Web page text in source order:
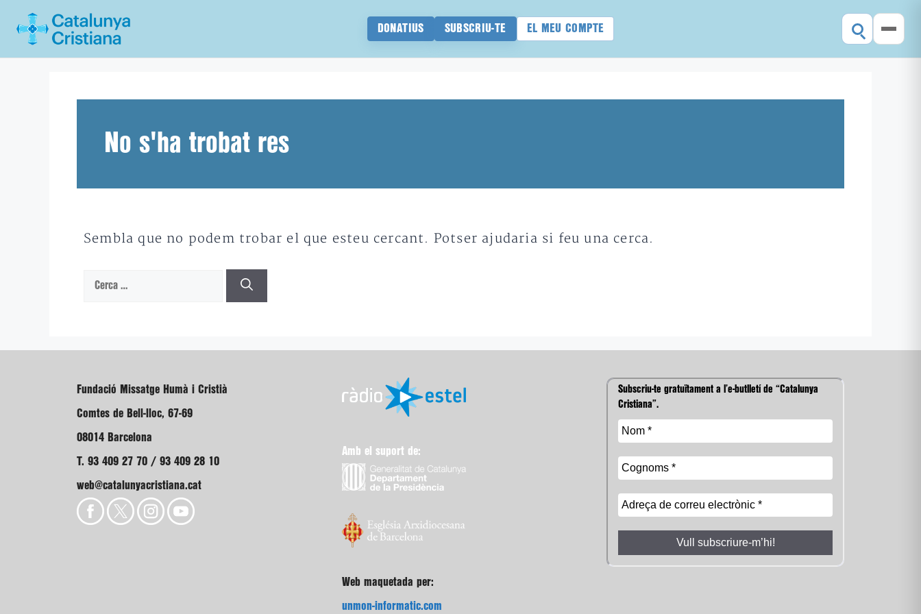
DONATIUS SUBSCRIU-TE EL MEU COMPTE
No s'ha trobat res
Sembla que no podem trobar el que esteu cercant. Potser ajudaria si feu una cerca.
Cerca:
Fundació Missatge Humà i Cristià
Comtes de Bell-lloc, 67-69
08014 Barcelona
T. 93 409 27 70 / 93 409 28 10
web@catalunyacristiana.cat
Amb el suport de:
Web maquetada per:
unmon-informatic.com
Subscriu-te gratuïtament a l’e-butlletí de “Catalunya
Cristiana”.